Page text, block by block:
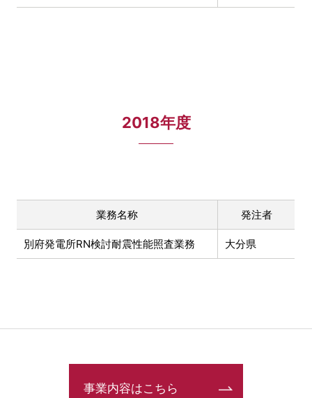
2018年度
業務名称 発注者
別府発電所RN検討耐震性能照査業務 大分県
事業内容はこちら